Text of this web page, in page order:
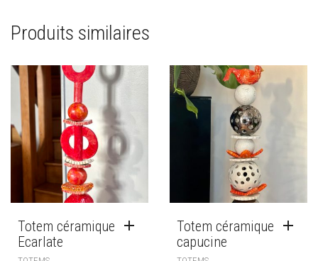
Produits similaires
Totem céramique
Ecarlate
Totem céramique
capucine